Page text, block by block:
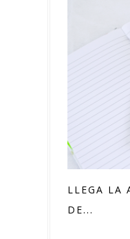
LLEGA LA
DE...